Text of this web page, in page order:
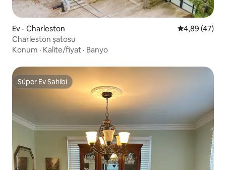
Ev - Charleston 5 üzerinden
4,89 (47)
Charleston şatosu
Konum · Kalite/fiyat · Banyo
Süper Ev Sahibi
Süper Ev Sahibi